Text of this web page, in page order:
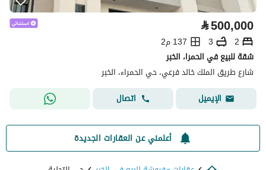
⃁500,000
2
3
137 م2
شقة للبيع في الحمرا، الخبر
شارع طريق الملك خالد فرعي، حي الحمراء، الخبر
الإيميل
اتصال
أعلمني عن العقارات الجديدة